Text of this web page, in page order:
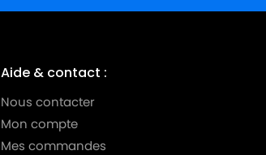
Aide & contact :
Nous contacter
Mon compte
Mes commandes